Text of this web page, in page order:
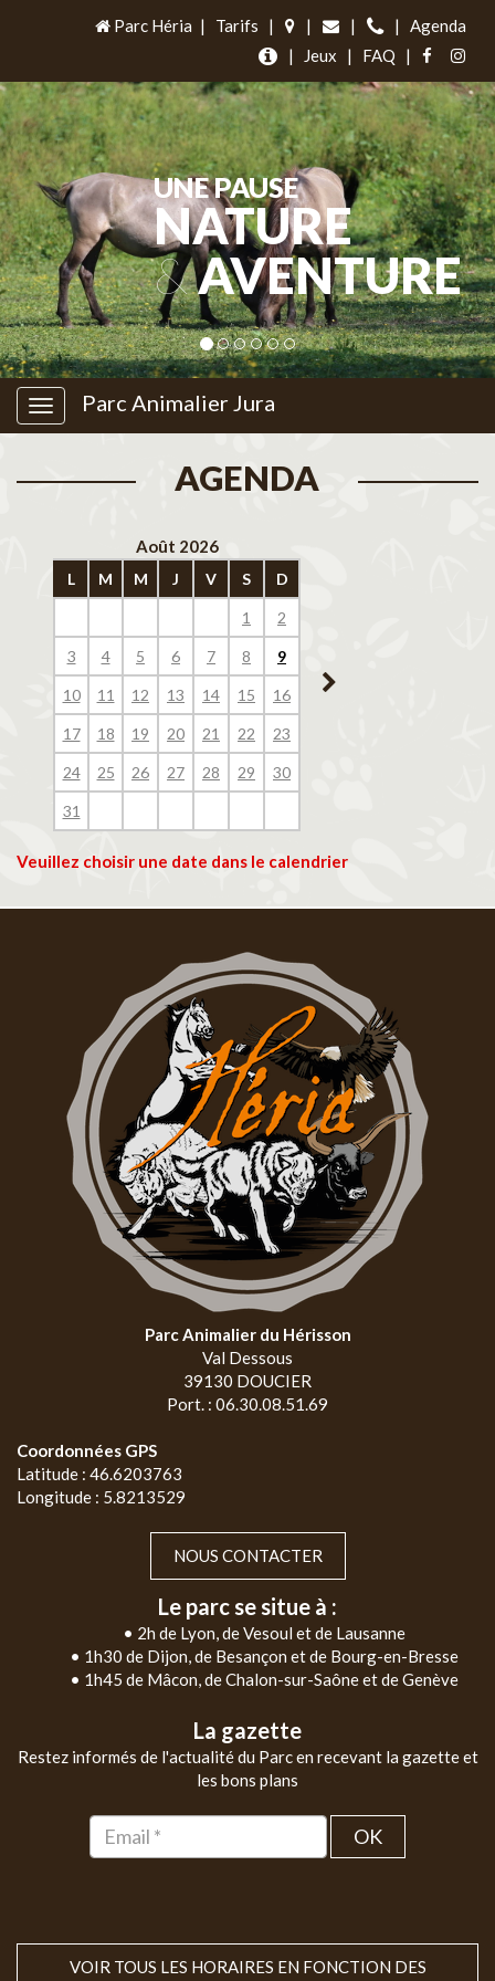
Parc Héria | Tarifs | | | |
Agenda
|
Jeux | FAQ |
UNE PAUSE
NATURE
&AVENTURE
Parc Animalier Jura
AGENDA
Août 2026
L M M J V S D
1 2
3 4 5 6 7 8 9
10 11 12 13 14 15 16
17 18 19 20 21 22 23
24 25 26 27 28 29 30
31
14
Veuillez choisir une date dans le calendrier
Parc Animalier du Hérisson
Val Dessous
39130 DOUCIER
Port. : 06.30.08.51.69
Coordonnées GPS
Latitude : 46.6203763
Longitude : 5.8213529
NOUS CONTACTER
Le parc se situe à :
• 2h de Lyon, de Vesoul et de Lausanne
• 1h30 de Dijon, de Besançon et de Bourg-en-Bresse
• 1h45 de Mâcon, de Chalon-sur-Saône et de Genève
La gazette
Restez informés de l'actualité du Parc en recevant la gazette et
les bons plans
OK
VOIR TOUS LES HORAIRES EN FONCTION DES